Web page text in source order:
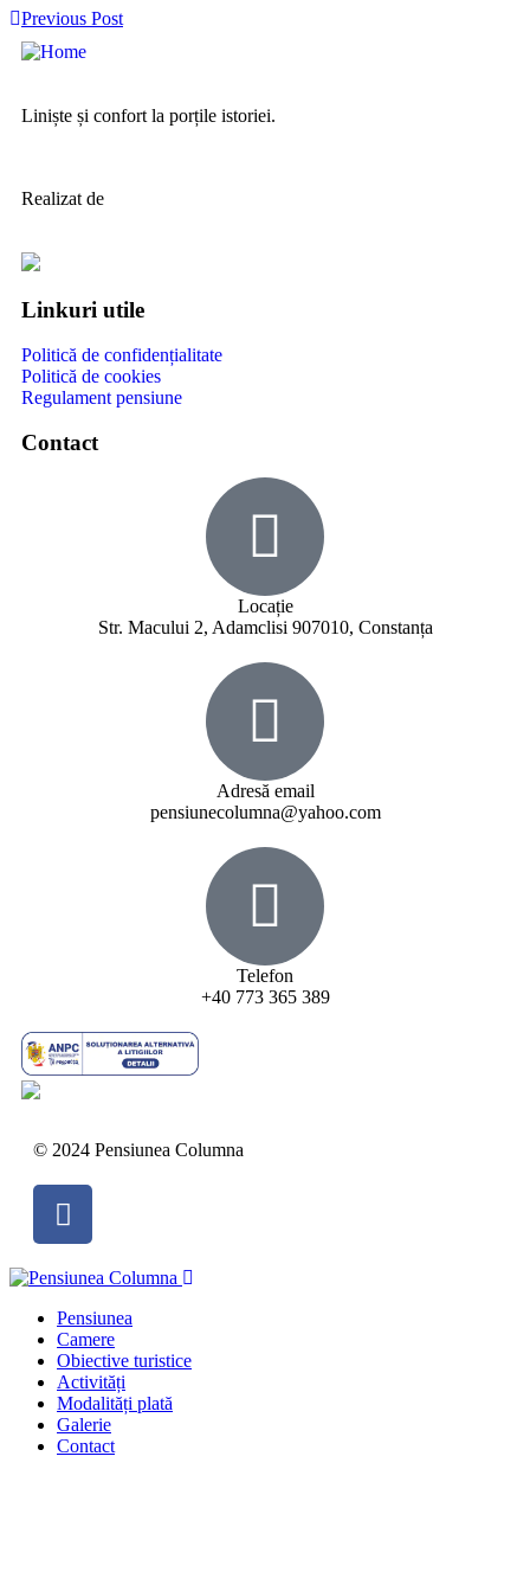
Previous Post
Liniște și confort la porțile istoriei.
Realizat de
Linkuri utile
Politică de confidențialitate
Politică de cookies
Regulament pensiune
Contact
Locație
Str. Macului 2, Adamclisi 907010, Constanța
Adresă email
pensiunecolumna@yahoo.com
Telefon
+40 773 365 389
© 2024 Pensiunea Columna
Pensiunea
Camere
Obiective turistice
Activități
Modalități plată
Galerie
Contact